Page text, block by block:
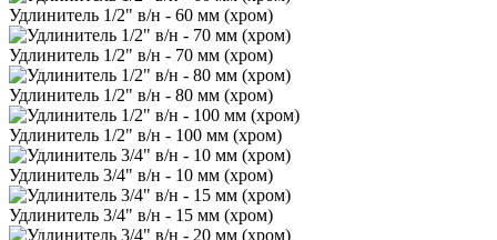
Удлинитель 1/2" в/н - 60 мм (хром)
Удлинитель 1/2" в/н - 70 мм (хром)
Удлинитель 1/2" в/н - 80 мм (хром)
Удлинитель 1/2" в/н - 100 мм (хром)
Удлинитель 3/4" в/н - 10 мм (хром)
Удлинитель 3/4" в/н - 15 мм (хром)